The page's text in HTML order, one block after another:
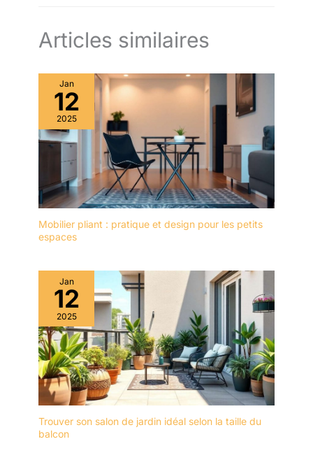
Articles similaires
Jan
12
2025
Mobilier pliant : pratique et design pour les petits
espaces
Jan
12
2025
Trouver son salon de jardin idéal selon la taille du
balcon